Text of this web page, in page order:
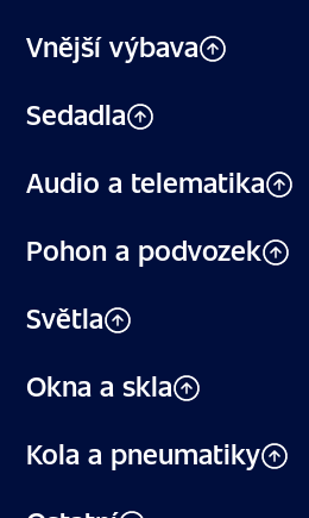
Vnější výbava
Sedadla
Audio a telematika
Pohon a podvozek
Světla
Okna a skla
Kola a pneumatiky